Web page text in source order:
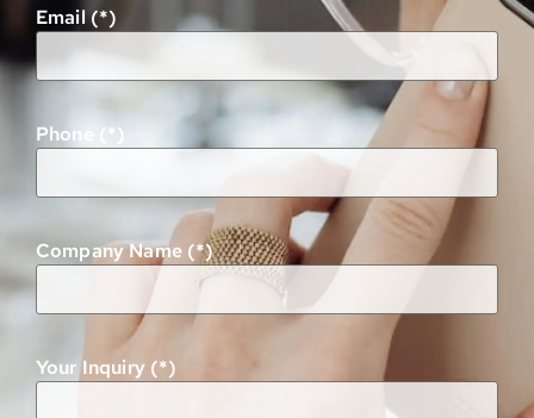
Email (*)
Phone (*)
Company Name (*)
Your Inquiry (*)